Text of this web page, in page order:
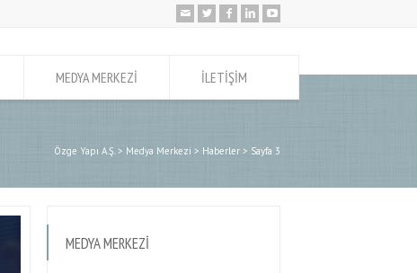
MEDYA MERKEZİ İLETİŞİM
Özge Yapı A.Ş.> Medya Merkezi > Haberler > Sayfa 3
MEDYA MERKEZI